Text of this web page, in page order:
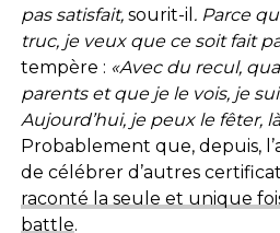
pas satisfait, sourit-il . Parce
truc, je veux que ce soit fait
tempère : «Avec du recul,
parents et que je le vois, je
Aujourd’hui, je peux le fêter,
Probablement que, depuis,
de célébrer d’autres
raconté la seule et unique
battle.